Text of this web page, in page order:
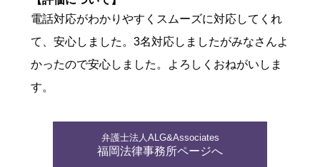
電話対応がわかりやすくスムーズに対応してくれ
て、安心しました。3名対応しましたがみなさんよ
かったので安心しました。よろしくおねがいしま
す。
弁護士法人ALG&Associates
福岡法律事務所ページへ